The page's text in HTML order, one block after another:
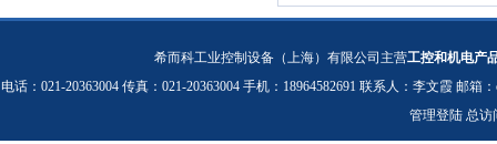
希而科工业控制设备（上海）有限公司主营工控和机电产
电话：021-20363004 传真：021-20363004 手机：18964582691 联系人：李文霞 邮箱：
管理登陆 总访